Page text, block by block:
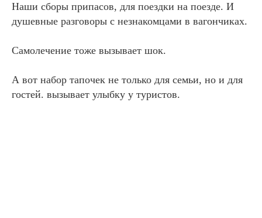
Наши сборы припасов, для поездки на поезде. И
душевные разговоры с незнакомцами в вагончиках.
Самолечение тоже вызывает шок.
А вот набор тапочек не только для семьи, но и для
гостей. вызывает улыбку у туристов.